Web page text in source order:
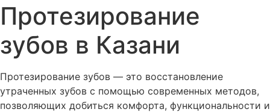
Протезирование
зубов в Казани
Протезирование зубов — это восстановление
утраченных зубов с помощью современных методов,
позволяющих добиться комфорта, функциональности и